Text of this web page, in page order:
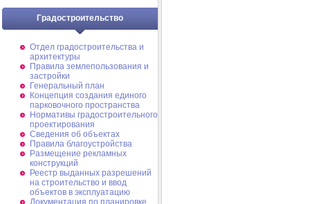
Градостроительство
Отдел градостроительства и
архитектуры
Правила землепользования и
застройки
Генеральный план
Концепция создания единого
парковочного пространства
Нормативы градостроительного
проектирования
Сведения об объектах
Правила благоустройства
Размещение рекламных
конструкций
Реестр выданных разрешений
на строительство и ввод
объектов в эксплуатацию
Документация по планировке